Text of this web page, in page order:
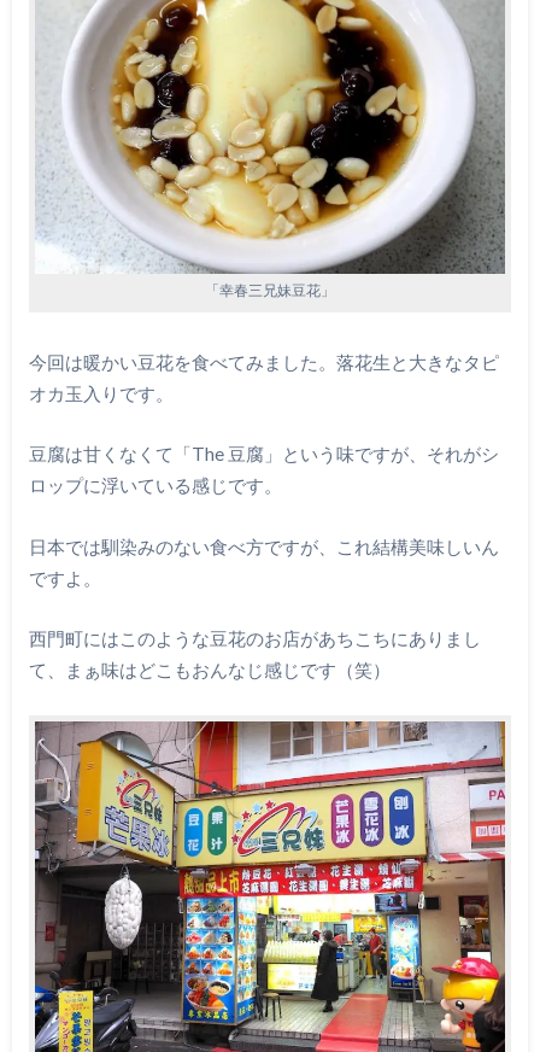
「幸春三兄妹豆花」
今回は暖かい豆花を食べてみました。落花生と大きなタピ
オカ玉入りです。
豆腐は甘くなくて「The 豆腐」という味ですが、それがシ
ロップに浮いている感じです。
日本では馴染みのない食べ方ですが、これ結構美味しいん
ですよ。
西門町にはこのような豆花のお店があちこちにありまし
て、まぁ味はどこもおんなじ感じです（笑）